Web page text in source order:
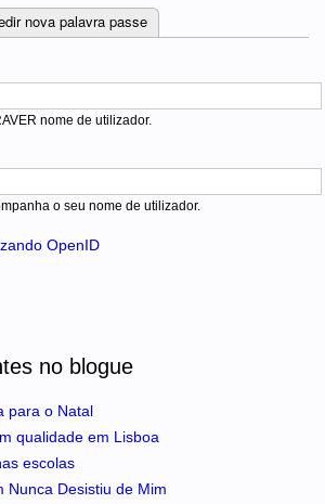
ativo)
nova palavra passe
nome de utilizador.
o seu nome de utilizador.
OpenID
no blogue
para o Natal
qualidade em Lisboa
escolas
Nunca Desistiu de Mim